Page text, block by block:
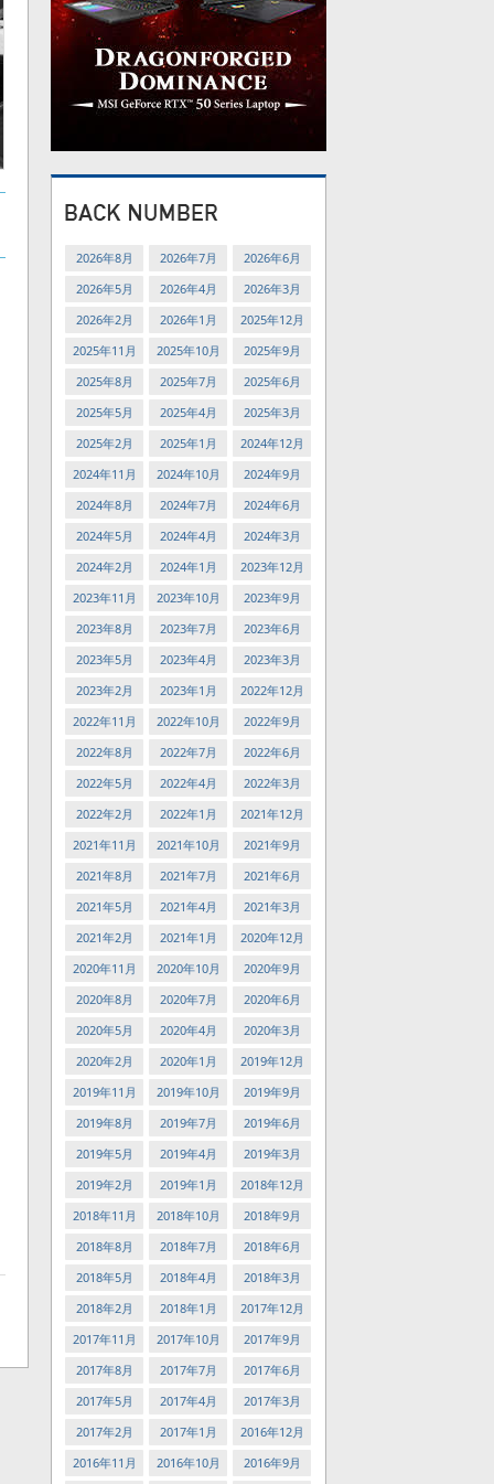
2026年8月 2026年7月
2026年6月
2026年5月
2026年4月
2026年3月
2026年2月
2026年1月
2025年12月
2025年11月
2025年10月
2025年9月
2025年8月
2025年7月
2025年6月
2025年5月
2025年4月
2025年3月
2025年2月
2025年1月
2024年12月
2024年11月
2024年10月
2024年9月
2024年8月
2024年7月
2024年6月
2024年5月
2024年4月
2024年3月
2024年2月
2024年1月
2023年12月
2023年11月
2023年10月
2023年9月
2023年8月
2023年7月
2023年6月
2023年5月
2023年4月
2023年3月
2023年2月
2023年1月
2022年12月
2022年11月
2022年10月
2022年9月
2022年8月
2022年7月
2022年6月
2022年5月
2022年4月
2022年3月
2022年2月
2022年1月
2021年12月
2021年11月
2021年10月
2021年9月
2021年8月
2021年7月
2021年6月
2021年5月
2021年4月
2021年3月
2021年2月
2021年1月
2020年12月
2020年11月
2020年10月
2020年9月
2020年8月
2020年7月
2020年6月
2020年5月
2020年4月
2020年3月
2020年2月
2020年1月
2019年12月
2019年11月
2019年10月
2019年9月
2019年8月
2019年7月
2019年6月
2019年5月
2019年4月
2019年3月
2019年2月
2019年1月
2018年12月
2018年11月
2018年10月
2018年9月
2018年8月
2018年7月
2018年6月
2018年5月
2018年4月
2018年3月
2018年2月
2018年1月
2017年12月
2017年11月
2017年10月
2017年9月
2017年8月
2017年7月
2017年6月
2017年5月
2017年4月
2017年3月
2017年2月
2017年1月
2016年12月
2016年11月
2016年10月
2016年9月